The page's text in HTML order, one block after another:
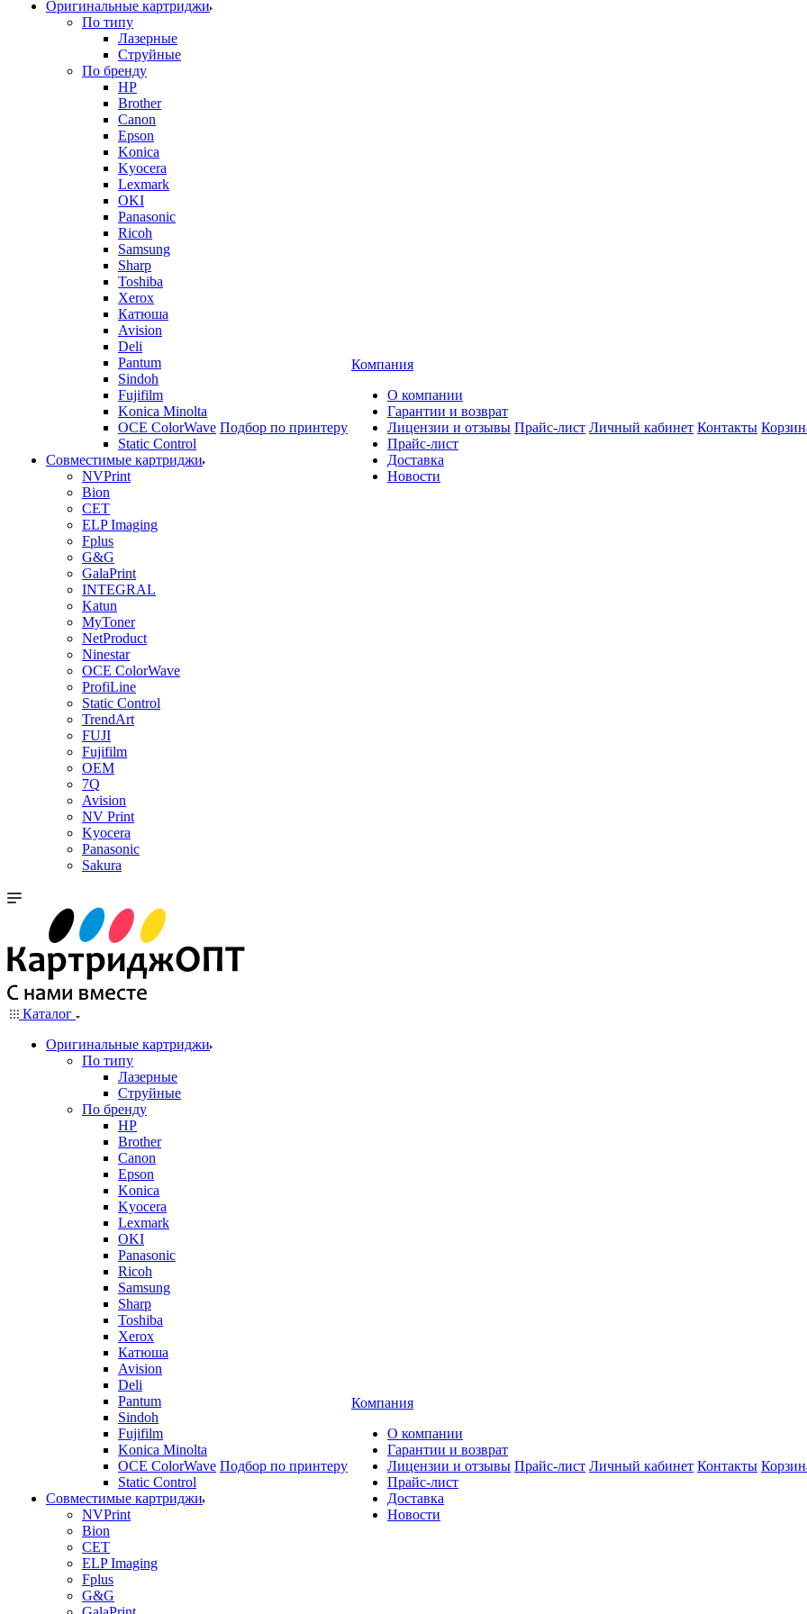
Оригинальные картриджи
По типу
Лазерные
Струйные
По бренду
HP
Brother
Canon
Epson
Konica
Kyocera
Lexmark
OKI
Panasonic
Ricoh
Samsung
Sharp
Toshiba
Xerox
Катюша
Avision
Deli
Pantum
Sindoh
Fujifilm
Konica Minolta
OCE ColorWave
Static Control
Совместимые картриджи
NVPrint
Bion
CET
ELP Imaging
Fplus
G&G
GalaPrint
INTEGRAL
Katun
MyToner
NetProduct
Ninestar
OCE ColorWave
ProfiLine
Static Control
TrendArt
FUJI
Fujifilm
OEM
7Q
Avision
NV Print
Kyocera
Panasonic
Sakura
Подбор по принтеру
Компания
О компании
Гарантии и возврат
Лицензии и отзывы
Прайс-лист
Доставка
Новости
Прайс-лист Личный кабинет Контакты
Каталог
Оригинальные картриджи
По типу
Лазерные
Струйные
По бренду
HP
Brother
Canon
Epson
Konica
Kyocera
Lexmark
OKI
Panasonic
Ricoh
Samsung
Sharp
Toshiba
Xerox
Катюша
Avision
Deli
Pantum
Sindoh
Fujifilm
Konica Minolta
OCE ColorWave
Static Control
Совместимые картриджи
NVPrint
Bion
CET
ELP Imaging
Fplus
G&G
Подбор по принтеру
Компания
О компании
Гарантии и возврат
Лицензии и отзывы
Прайс-лист
Доставка
Новости
Прайс-лист Личный кабинет Контакты